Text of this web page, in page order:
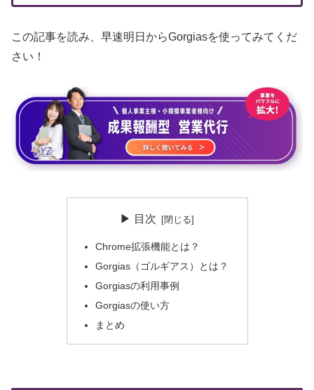
この記事を読み、早速明日からGorgiasを使ってみてくだ
さい！
▶ 目次
Chrome拡張機能とは？
Gorgias（ゴルギアス）とは？
Gorgiasの利用事例
Gorgiasの使い方
まとめ